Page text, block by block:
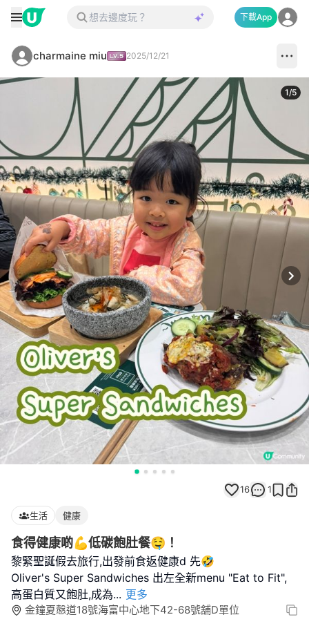
下載App
charmaine miu 2025/12/21
1/5
16 1
生活 健康
食得健康啲💪低碳飽肚餐🤤！
黎緊聖誕假去旅行,出發前食返健康d 先🤣
Oliver's Super Sandwiches 出左全新menu "Eat to Fit",
高蛋白質又飽肚,成為... 更多
金鐘夏慤道18號海富中心地下42-68號舖D單位